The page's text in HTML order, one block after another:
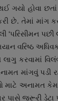
ગયો હોવા
છે. તેમાં માંગ
પછી
વરિષ્ઠ
લાગુ કરવામાં
માંગવું
અનામત કેમ
પાસે જરૂરી